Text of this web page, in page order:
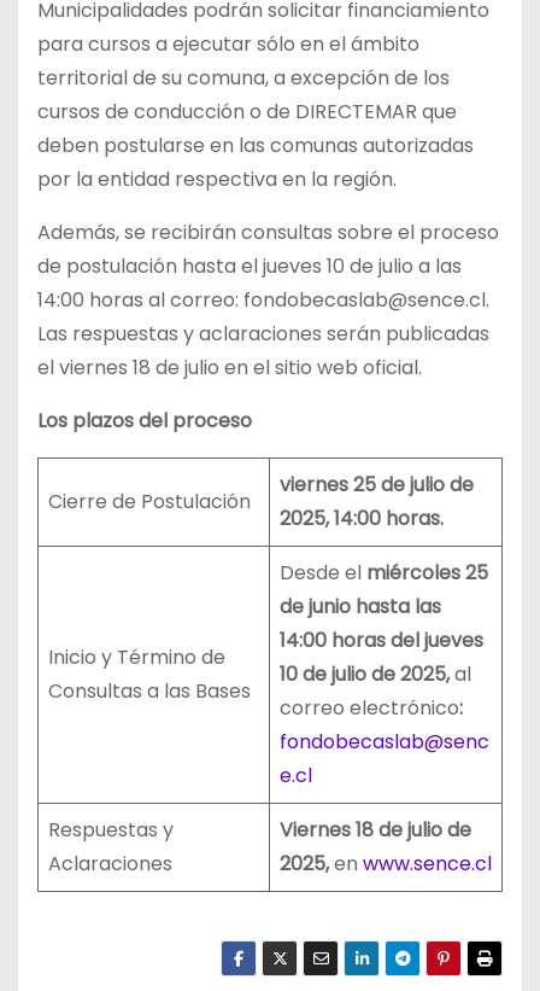
Municipalidades podrán solicitar financiamiento
para cursos a ejecutar sólo en el ámbito
territorial de su comuna, a excepción de los
cursos de conducción o de DIRECTEMAR que
deben postularse en las comunas autorizadas
por la entidad respectiva en la región.
Además, se recibirán consultas sobre el proceso
de postulación hasta el jueves 10 de julio a las
14:00 horas al correo: fondobecaslab@sence.cl.
Las respuestas y aclaraciones serán publicadas
el viernes 18 de julio en el sitio web oficial.
Los plazos del proceso
Cierre de Postulación
viernes 25 de julio de
2025, 14:00 horas.
Inicio y Término de
Consultas a las Bases
Desde el miércoles 25
de junio hasta las
14:00 horas del jueves
10 de julio de 2025,al
correo electrónico:
fondobecaslab@senc
e.cl
Respuestas y
Aclaraciones
Viernes 18 de julio de
2025,en www.sence.cl